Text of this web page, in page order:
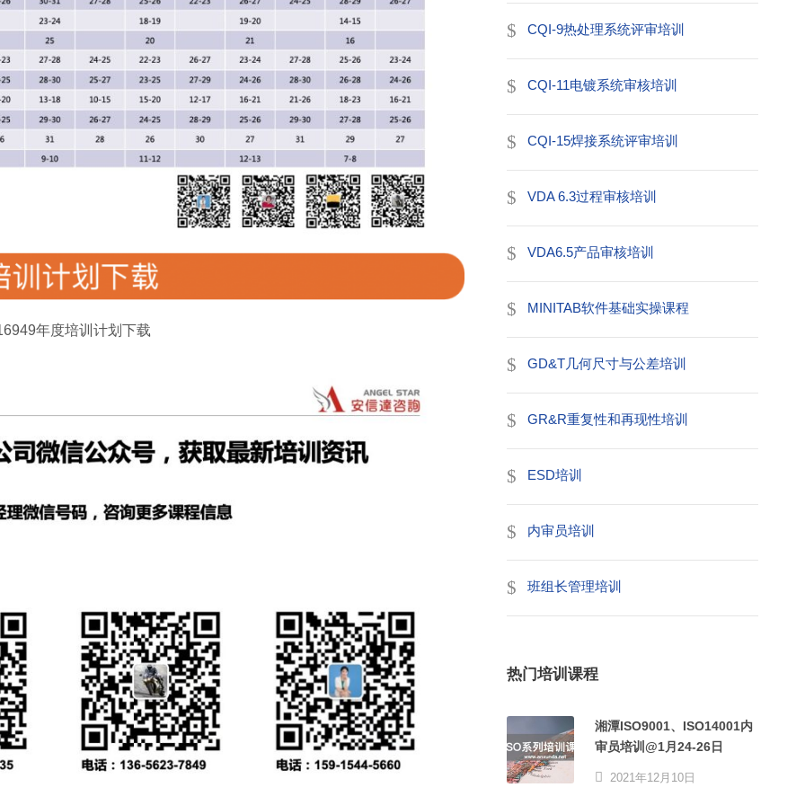
年度培训计划下载
CQI-9热处理系统评审培训
CQI-11电镀系统审核培训
CQI-15焊接系统评审培训
VDA 6.3过程审核培训
VDA6.5产品审核培训
MINITAB软件基础实操课程
GD&T几何尺寸与公差培训
GR&R重复性和再现性培训
ESD培训
内审员培训
班组长管理培训
热门培训课程
湘潭ISO9001、ISO14001内
审员培训@1月24-26日
2021年12月10日